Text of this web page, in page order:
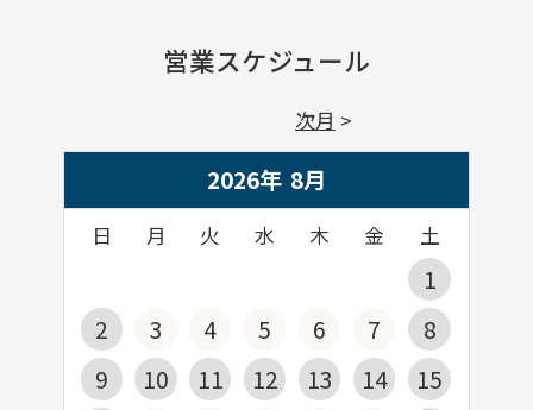
営業スケジュール
2026年 8月
日 月 火 水 木 金 土
1
2
3 4 5 6 7
8
9
10 11 12 13 14 15
次月